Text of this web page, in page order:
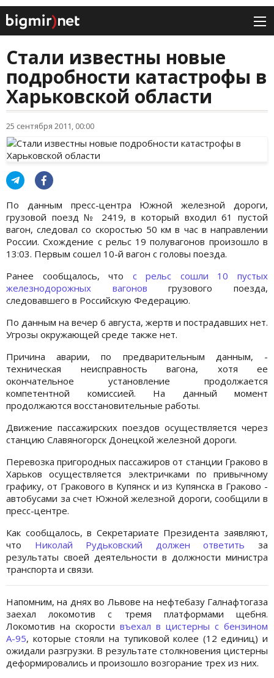
Стали известны новые
подробности катастрофы в
Харьковской области
25 сентября 2011, 00:00
По данным пресс-центра Южной железной дороги,
грузовой поезд № 2419, в который входил 61 пустой
вагон, следовал со скоростью 50 км в час в направлении
России. Схождение с рельс 19 полувагонов произошло в
13:03. Первым сошел 10-й вагон с головы поезда.
Ранее сообщалось, что с рельс сошли 10 пустых
железнодорожных вагонов грузового поезда,
следовавшего в Российскую Федерацию.
По данным на вечер 6 августа, жертв и пострадавших нет.
Угрозы окружающей среде также нет.
Причина аварии, по предварительным данным, -
техническая неисправность вагона, хотя ее
окончательное установление продолжается
компетентной комиссией. На данный момент
продолжаются восстановительные работы.
Движение пассажирских поездов осуществляется через
станцию Славяногорск Донецкой железной дороги.
Перевозка пригородных пассажиров от станции Граково в
Харьков осуществляется электричками по привычному
графику, от Гракового в Купянск и из Купянска в Граково -
автобусами за счет Южной железной дороги, сообщили в
пресс-центре.
Как сообщалось, в Секретариате Президента заявляют,
что Николай Рудьковский должен ответитьза
результаты своей деятельности в должности министра
транспорта и связи.
Напомним, на днях во Львове на нефтебазу Галнафтогаза
заехал локомотив с тремя платформами щебня.
Локомотив на скорости въехал в цистерны с бензином
А-95, которые стояли на тупиковой колее (12 единиц) и
ожидали разгрузки. В результате столкновения цистерны
деформировались и произошло возгорание трех из них.